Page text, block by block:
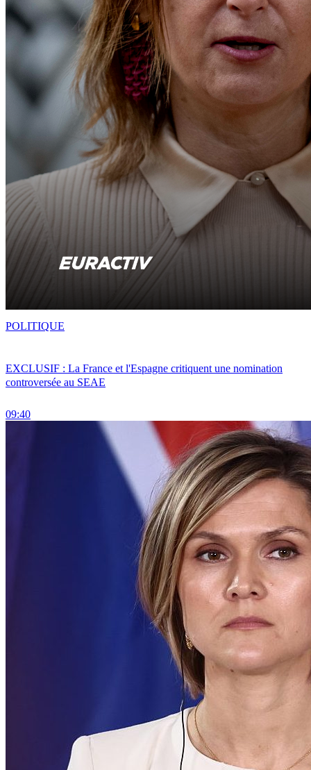
EXCLUSIF : La France et l'Espagne critiquent une nomination
controversée au SEAE
09:40
POLITIQUE